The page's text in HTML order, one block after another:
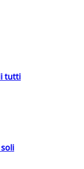
tutti